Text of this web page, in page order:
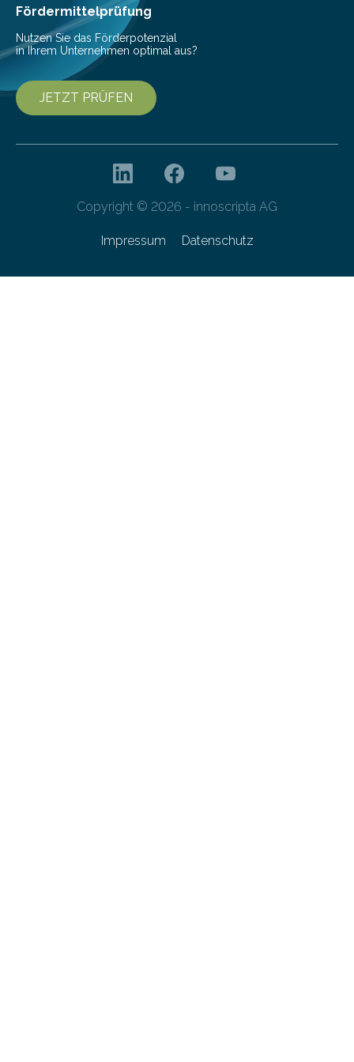
Fördermittelprüfung
Nutzen Sie das Förderpotenzial
in Ihrem Unternehmen optimal aus?
JETZT PRÜFEN
Copyright © 2026 - innoscripta AG
Impressum Datenschutz